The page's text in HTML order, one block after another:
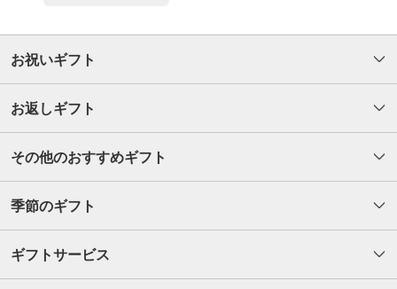
お祝いギフト
お返しギフト
その他のおすすめギフト
季節のギフト
ギフトサービス